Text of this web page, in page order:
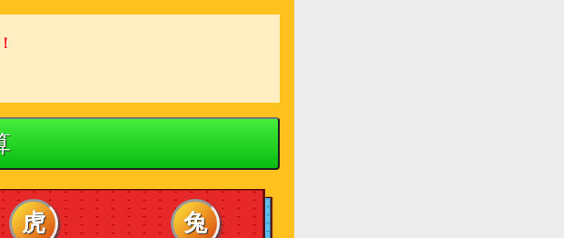
虎 兔